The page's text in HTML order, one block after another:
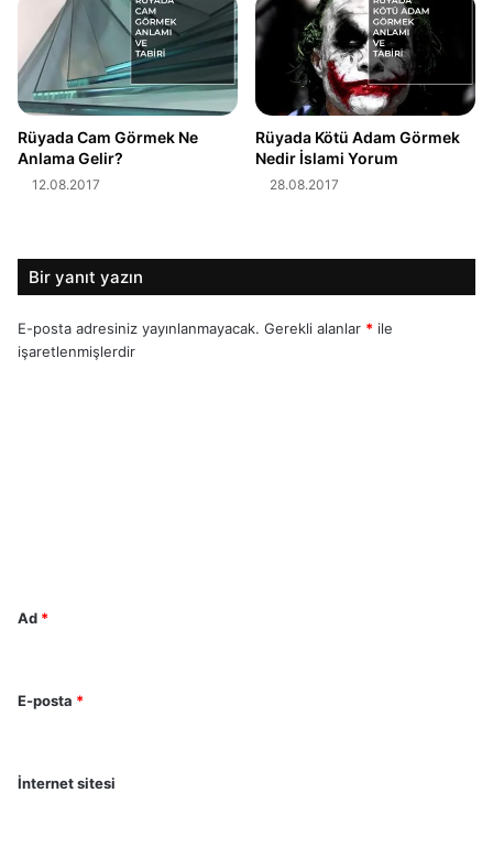
Rüyada Cam Görmek Ne
Anlama Gelir?
12.08.2017
Rüyada Kötü Adam Görmek
Nedir İslami Yorum
28.08.2017
Bir yanıt yazın
E-posta adresiniz yayınlanmayacak. Gerekli alanlar * ile
işaretlenmişlerdir
Ad *
E-posta *
İnternet sitesi